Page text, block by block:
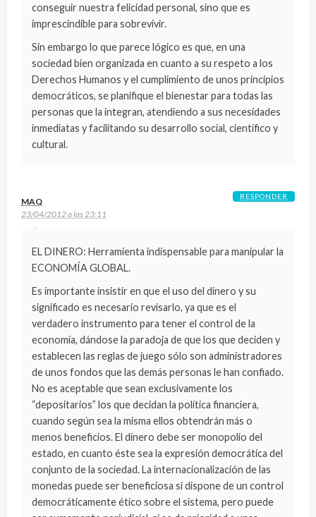
conseguir nuestra felicidad personal, sino que es
imprescindible para sobrevivir.
Sin embargo lo que parece lógico es que, en una
sociedad bien organizada en cuanto a su respeto a los
Derechos Humanos y el cumplimiento de unos principios
democráticos, se planifique el bienestar para todas las
personas que la integran, atendiendo a sus necesidades
inmediatas y facilitando su desarrollo social, científico y
cultural.
MAQ
23/04/2012 a las 23:11
EL DINERO: Herramienta indispensable para manipular la
ECONOMÍA GLOBAL.
Es importante insistir en que el uso del dinero y su
significado es necesario revisarlo, ya que es el
verdadero instrumento para tener el control de la
economía, dándose la paradoja de que los que deciden y
establecen las reglas de juego sólo son administradores
de unos fondos que las demás personas le han confiado.
No es aceptable que sean exclusivamente los
“depositarios” los que decidan la política financiera,
cuando según sea la misma ellos obtendrán más o
menos beneficios. El dinero debe ser monopolio del
estado, en cuanto éste sea la expresión democrática del
conjunto de la sociedad. La internacionalización de las
monedas puede ser beneficiosa si dispone de un control
democráticamente ético sobre el sistema, pero puede
RESPONDER